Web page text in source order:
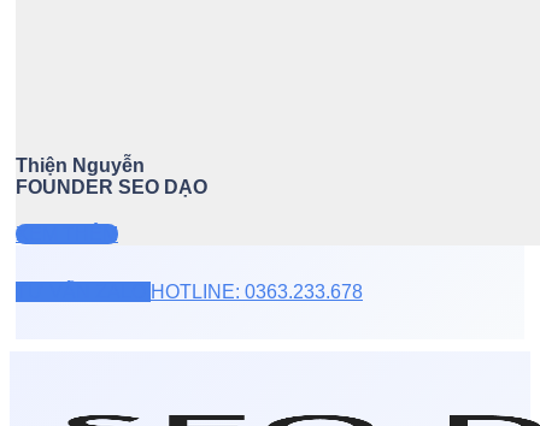
Thiện Nguyễn
FOUNDER SEO DẠO
XEM THÊM
HOTLINE: 0363.233.678